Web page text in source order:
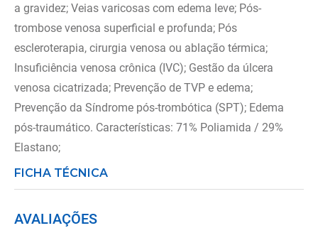
a gravidez; Veias varicosas com edema leve; Pós-
trombose venosa superficial e profunda; Pós
escleroterapia, cirurgia venosa ou ablação térmica;
Insuficiência venosa crônica (IVC); Gestão da úlcera
venosa cicatrizada; Prevenção de TVP e edema;
Prevenção da Síndrome pós-trombótica (SPT); Edema
pós-traumático. Características: 71% Poliamida / 29%
Elastano;
FICHA TÉCNICA
AVALIAÇÕES